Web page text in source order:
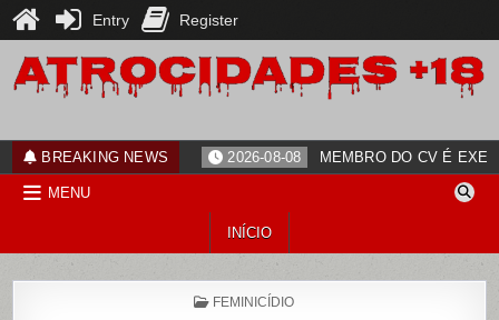
content
BREAKING NEWS 2026-08-08 MEMBRO DO CV É
MENU
INÍCIO
POSTED
FEMINICÍDIO
Entry Register